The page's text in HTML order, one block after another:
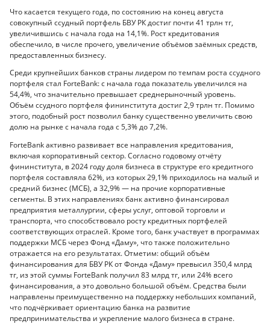
Что касается текущего года, по состоянию на конец августа
совокупный ссудный портфель БВУ РК достиг почти 41 трлн тг,
увеличившись с начала года на 14,1%. Рост кредитования
обеспечило, в числе прочего, увеличение объёмов заёмных средств,
предоставленных бизнесу.
Среди крупнейших банков страны лидером по темпам роста ссудного
портфеля стал ForteBank: с начала года показатель увеличился на
54,4%, что значительно превышает среднерыночный уровень.
Объём ссудного портфеля фининститута достиг 2,9 трлн тг. Помимо
этого, подобный рост позволил банку существенно увеличить свою
долю на рынке с начала года с 5,3% до 7,2%.
ForteBank активно развивает все направления кредитования,
включая корпоративный сектор. Согласно годовому отчёту
фининститута, в 2024 году доля бизнеса в структуре его кредитного
портфеля составляла 62%, из которых 29,1% приходилось на малый и
средний бизнес (МСБ), а 32,9% — на прочие корпоративные
сегменты. В этих направлениях банк активно финансировал
предприятия металлургии, сферы услуг, оптовой торговли и
транспорта, что способствовало росту кредитных портфелей
соответствующих отраслей. Кроме того, банк участвует в программах
поддержки МСБ через Фонд «Даму», что также положительно
отражается на его результатах. Отметим: общий объём
финансирования для БВУ РК от Фонда «Даму» превысил 350,4 млрд
тг, из этой суммы ForteBank получил 83 млрд тг, или 24% всего
финансирования, а это довольно большой объём. Средства были
направлены преимущественно на поддержку небольших компаний,
что подчёркивает ориентацию банка на развитие
предпринимательства и укрепление малого бизнеса в стране.